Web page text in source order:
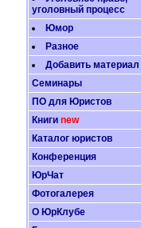
уголовный процесс
Юмор
Разное
Добавить материал
Семинары
ПО для Юристов
Книги new
Каталог юристов
Конференция
ЮрЧат
Фотогалерея
О ЮрКлубе